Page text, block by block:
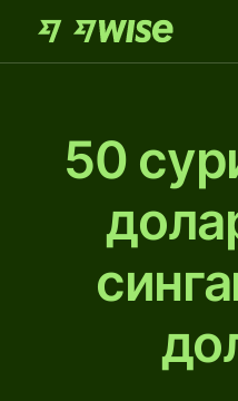
50